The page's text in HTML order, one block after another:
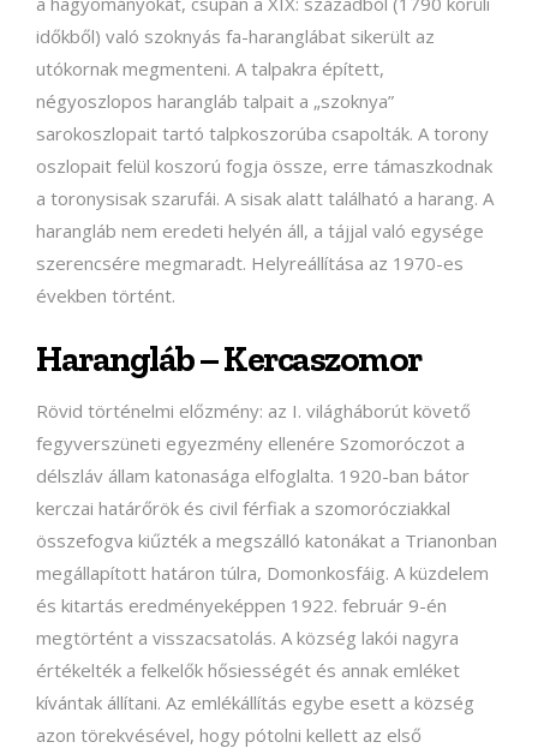
időkből) való szoknyás fa-haranglábat sikerült az
utókornak megmenteni. A talpakra épített,
négyoszlopos harangláb talpait a „szoknya”
sarokoszlopait tartó talpkoszorúba csapolták. A torony
oszlopait felül koszorú fogja össze, erre támaszkodnak
a toronysisak szarufái. A sisak alatt található a harang. A
harangláb nem eredeti helyén áll, a tájjal való egysége
szerencsére megmaradt. Helyreállítása az 1970-es
években történt.
Harangláb – Kercaszomor
Rövid történelmi előzmény: az I. világháborút követő
fegyverszüneti egyezmény ellenére Szomoróczot a
délszláv állam katonasága elfoglalta. 1920-ban bátor
kerczai határőrök és civil férfiak a szomorócziakkal
összefogva kiűzték a megszálló katonákat a Trianonban
megállapított határon túlra, Domonkosfáig. A küzdelem
és kitartás eredményeképpen 1922. február 9-én
megtörtént a visszacsatolás. A község lakói nagyra
értékelték a felkelők hősiességét és annak emléket
kívántak állítani. Az emlékállítás egybe esett a község
azon törekvésével, hogy pótolni kellett az első